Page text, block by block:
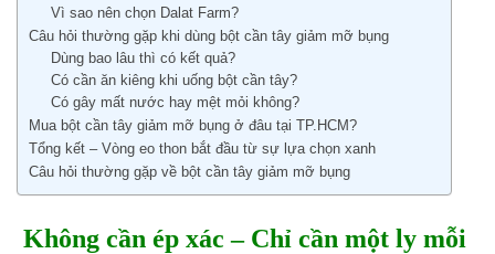
Vì sao nên chọn Dalat Farm?
Câu hỏi thường gặp khi dùng bột cần tây giảm mỡ bụng
Dùng bao lâu thì có kết quả?
Có cần ăn kiêng khi uống bột cần tây?
Có gây mất nước hay mệt mỏi không?
Mua bột cần tây giảm mỡ bụng ở đâu tại TP.HCM?
Tổng kết – Vòng eo thon bắt đầu từ sự lựa chọn xanh
Câu hỏi thường gặp về bột cần tây giảm mỡ bụng
Không cần ép xác – Chỉ cần một ly mỗi